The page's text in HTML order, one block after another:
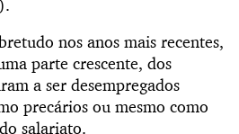
nos anos mais recentes,
parte crescente, dos
a ser desempregados
precários ou mesmo como
salariato.